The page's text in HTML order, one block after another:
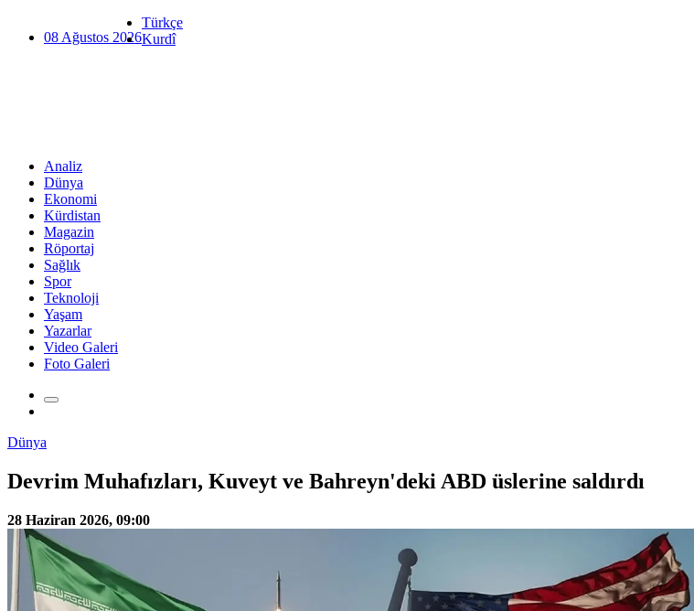
08 Ağustos 2026
Türkçe
Kurdî
Analiz
Dünya
Ekonomi
Kürdistan
Magazin
Röportaj
Sağlık
Spor
Teknoloji
Yaşam
Yazarlar
Video Galeri
Foto Galeri
Dünya
Devrim Muhafızları, Kuveyt ve Bahreyn'deki ABD üslerine saldırdı
28 Haziran 2026, 09:00